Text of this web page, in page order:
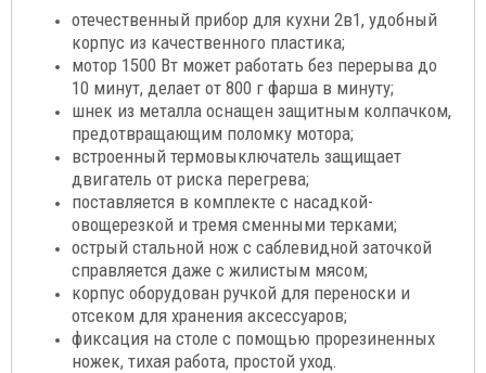
отечественный прибор для кухни 2в1, удобный
корпус из качественного пластика;
мотор 1500 Вт может работать без перерыва до
10 минут, делает от 800 г фарша в минуту;
шнек из металла оснащен защитным колпачком,
предотвращающим поломку мотора;
встроенный термовыключатель защищает
двигатель от риска перегрева;
поставляется в комплекте с насадкой-
овощерезкой и тремя сменными терками;
острый стальной нож с саблевидной заточкой
справляется даже с жилистым мясом;
корпус оборудован ручкой для переноски и
отсеком для хранения аксессуаров;
фиксация на столе с помощью прорезиненных
ножек, тихая работа, простой уход.